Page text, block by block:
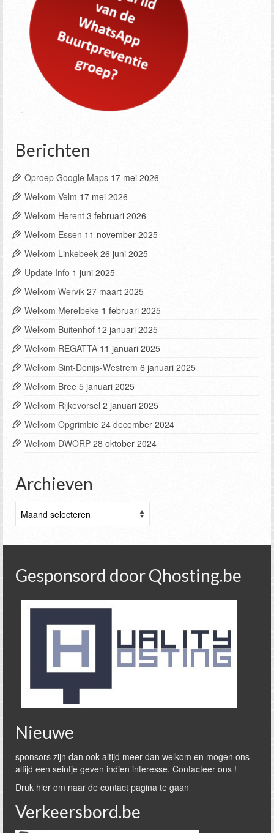
Berichten
Oproep Google Maps 17 mei 2026
Welkom Velm 17 mei 2026
Welkom Herent 3 februari 2026
Welkom Essen 11 november 2025
Welkom Linkebeek 26 juni 2025
Update Info 1 juni 2025
Welkom Wervik 27 maart 2025
Welkom Merelbeke 1 februari 2025
Welkom Buitenhof 12 januari 2025
Welkom REGATTA 11 januari 2025
Welkom Sint-Denijs-Westrem 6 januari 2025
Welkom Bree 5 januari 2025
Welkom Rijkevorsel 2 januari 2025
Welkom Opgrimbie 24 december 2024
Welkom DWORP 28 oktober 2024
Archieven
Gesponsord door Qhosting.be
Nieuwe
sponsors zijn dan ook altijd meer dan welkom en mogen ons
altijd een seintje geven indien interesse. Contacteer ons !
Druk hier om naar de contact pagina te gaan
Verkeersbord.be